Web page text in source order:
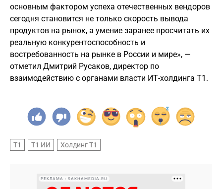
основным фактором успеха отечественных вендоров
сегодня становится не только скорость вывода
продуктов на рынок, а умение заранее просчитать их
реальную конкурентоспособность и
востребованность на рынке в России и мире», —
отметил Дмитрий Русаков, директор по
взаимодействию с органами власти ИТ-холдинга Т1.
Т1 Т1 ИИ Холдинг Т1
РЕКЛАМА • SAKHAMEDIA.RU